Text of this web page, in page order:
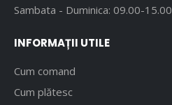
Sambata - Duminica: 09.00-15.00
INFORMAȚII UTILE
Cum comand
Cum plătesc